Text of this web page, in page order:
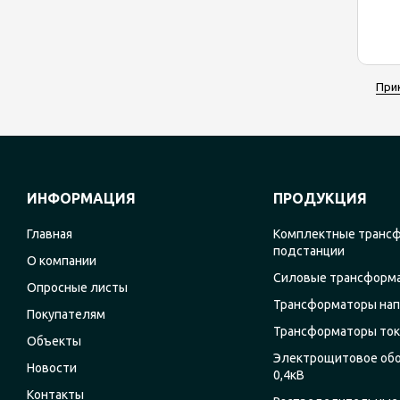
ИНФОРМАЦИЯ
Главная
О компании
Опросные листы
Покупателям
Объекты
Новости
Контакты
ПРОДУКЦИЯ
Комплектные
подстанции
Силовые
Трансформаторы
Трансформаторы
Электрощитовое
0,4кВ